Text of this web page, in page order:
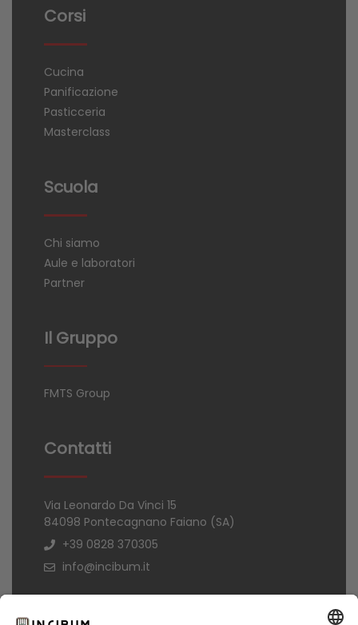
Corsi
Cucina
Panificazione
Pasticceria
Masterclass
Scuola
Chi siamo
Aule e laboratori
Partner
Il Gruppo
FMTS Group
Contatti
Via Leonardo Da Vinci 15
84098 Pontecagnano Faiano (SA)
+39 0828 370305
info@incibum.it